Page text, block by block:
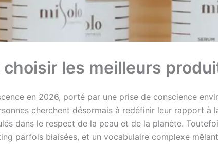
les meilleurs
en 2026, porté par une prise de conscience
cherchent désormais à redéfinir leur rapport à
dans le respect de la peau et de la planète.
parfois biaisées, et un vocabulaire complexe